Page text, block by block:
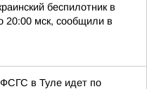
беспилотник в
20:00 мск, сообщили в
в Туле идет по